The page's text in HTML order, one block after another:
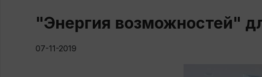
"Энергия возможностей"
07-11-2019